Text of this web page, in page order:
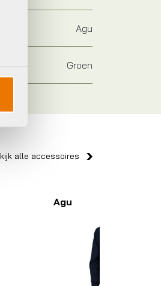
Agu
Groen
alle accessoires